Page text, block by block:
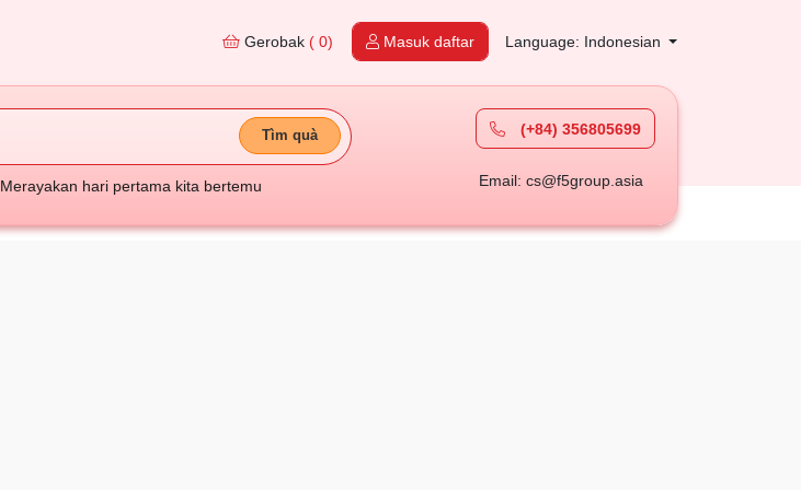
Gerobak ( 0) Masuk daftar Language: Indonesian
Tìm quà
Merayakan hari pertama kita bertemu
(+84) 356805699
Email: cs@f5group.asia